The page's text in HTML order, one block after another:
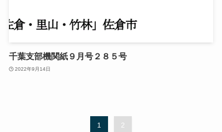
千葉支部機関紙９月号２８５号
2022年9月14日
1 2